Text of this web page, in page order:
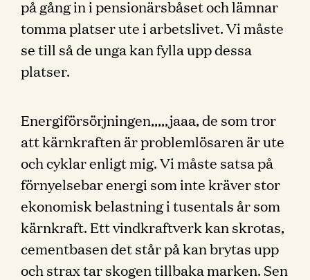
på gång in i pensionärsbåset och lämnar
tomma platser ute i arbetslivet. Vi måste
se till så de unga kan fylla upp dessa
platser.
Energiförsörjningen,,,,,jaaa, de som tror
att kärnkraften är problemlösaren är ute
och cyklar enligt mig. Vi måste satsa på
förnyelsebar energi som inte kräver stor
ekonomisk belastning i tusentals år som
kärnkraft. Ett vindkraftverk kan skrotas,
cementbasen det står på kan brytas upp
och strax tar skogen tillbaka marken. Sen